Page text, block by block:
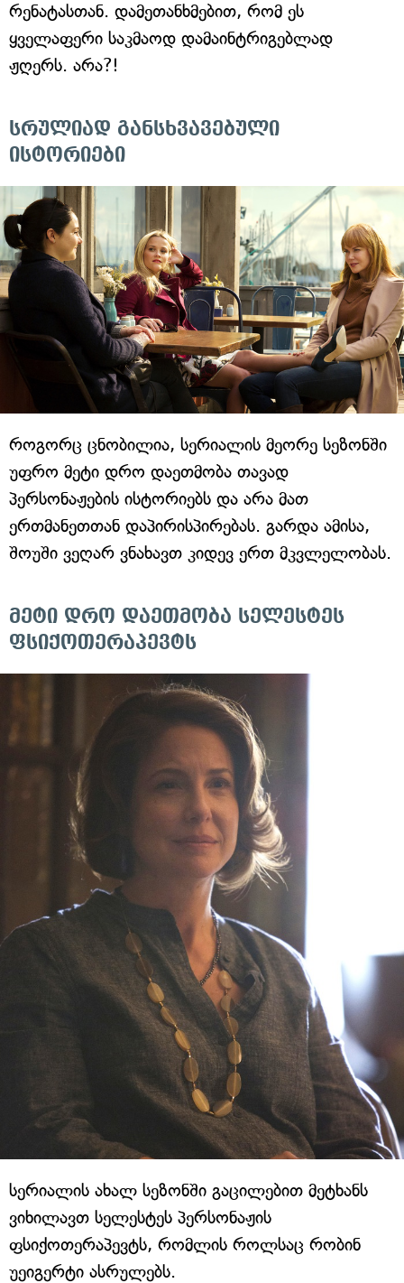
რენატასთან. დამეთანხმებით, რომ ეს
ყველაფერი საკმაოდ დამაინტრიგებლად
ჟღერს. არა?!
სრულიად განსხვავებული
ისტორიები
როგორც ცნობილია, სერიალის მეორე სეზონში
უფრო მეტი დრო დაეთმობა თავად
პერსონაჟების ისტორიებს და არა მათ
ერთმანეთთან დაპირისპირებას. გარდა ამისა,
შოუში ვეღარ ვნახავთ კიდევ ერთ მკვლელობას.
მეტი დრო დაეთმობა სელესტეს
ფსიქოთერაპევტს
სერიალის ახალ სეზონში გაცილებით მეტხანს
ვიხილავთ სელესტეს პერსონაჟის
ფსიქოთერაპევტს, რომლის როლსაც რობინ
უეიგერტი ასრულებს.